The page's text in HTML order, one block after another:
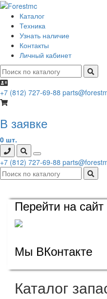
Каталог
Техника
Узнать наличие
Контакты
Личный кабинет
+7 (812) 727-69-88
В заявке
0 шт.
+7 (812) 727-69-88
Перейти на сайт
Мы ВКонтакте
Каталог